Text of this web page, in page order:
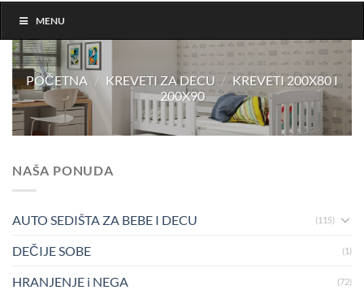
MENU
POČETNA / KREVETI ZA DECU / KREVETI 200X80 I
200X90
NAŠA PONUDA
AUTO SEDIŠTA ZA BEBE I DECU (115)
DEČIJE SOBE (1)
HRANJENJE i NEGA (72)